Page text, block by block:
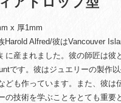
x 厚1mm
Harold Alfred/彼はVancouver
に産まれました。彼の師匠は彼
です。彼はジュエリーの製作
ども作っています。また、彼は
の技術を学ぶことをとても重要